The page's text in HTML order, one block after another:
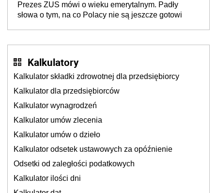
Prezes ZUS mówi o wieku emerytalnym. Padły
słowa o tym, na co Polacy nie są jeszcze gotowi
Kalkulatory
Kalkulator składki zdrowotnej dla przedsiębiorcy
Kalkulator dla przedsiębiorców
Kalkulator wynagrodzeń
Kalkulator umów zlecenia
Kalkulator umów o dzieło
Kalkulator odsetek ustawowych za opóźnienie
Odsetki od zaległości podatkowych
Kalkulator ilości dni